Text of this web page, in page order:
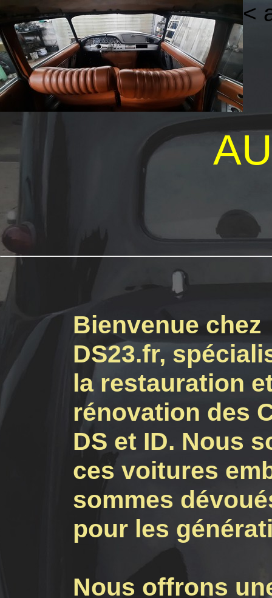
<
Bienvenue chez
DS23.fr,
la restauration
rénovation des
DS et ID. Nous
ces voitures
sommes
pour les
Nous offrons